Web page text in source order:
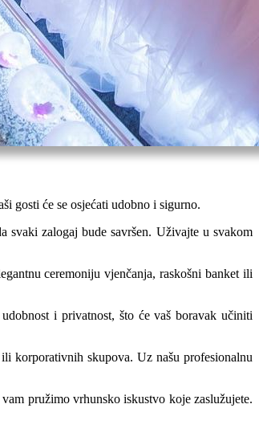
gosti će se osjećati udobno i sigurno.
svaki zalogaj bude savršen. Uživajte u svakom
ceremoniju vjenčanja, raskošni banket ili
i privatnost, što će vaš boravak učiniti
korporativnih skupova. Uz našu profesionalnu
pružimo vrhunsko iskustvo koje zaslužujete.